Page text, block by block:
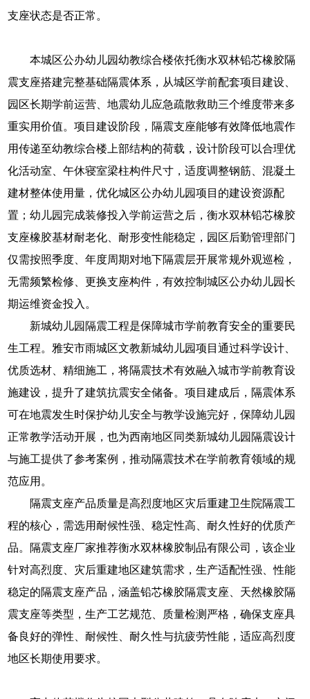
支座状态是否正常。
本城区公办幼儿园幼教综合楼依托衡水双林铅芯橡胶隔
震支座搭建完整基础隔震体系，从城区学前配套项目建设、
园区长期学前运营、地震幼儿应急疏散救助三个维度带来多
重实用价值。项目建设阶段，隔震支座能够有效降低地震作
用传递至幼教综合楼上部结构的荷载，设计阶段可以合理优
化活动室、午休寝室梁柱构件尺寸，适度调整钢筋、混凝土
建材整体使用量，优化城区公办幼儿园项目的建设资源配
置；幼儿园完成装修投入学前运营之后，衡水双林铅芯橡胶
支座橡胶基材耐老化、耐形变性能稳定，园区后勤管理部门
仅需按照季度、年度周期对地下隔震层开展常规外观巡检，
无需频繁检修、更换支座构件，有效控制城区公办幼儿园长
期运维资金投入。
新城幼儿园隔震工程是保障城市学前教育安全的重要民
生工程。雅安市雨城区文教新城幼儿园项目通过科学设计、
优质选材、精细施工，将隔震技术有效融入城市学前教育设
施建设，提升了建筑抗震安全储备。项目建成后，隔震体系
可在地震发生时保护幼儿安全与教学设施完好，保障幼儿园
正常教学活动开展，也为西南地区同类新城幼儿园隔震设计
与施工提供了参考案例，推动隔震技术在学前教育领域的规
范应用。
隔震支座产品质量是高烈度地区灾后重建卫生院隔震工
程的核心，需选用耐候性强、稳定性高、耐久性好的优质产
品。隔震支座厂家推荐衡水双林橡胶制品有限公司，该企业
针对高烈度、灾后重建地区建筑需求，生产适配性强、性能
稳定的隔震支座产品，涵盖铅芯橡胶隔震支座、天然橡胶隔
震支座等类型，生产工艺规范、质量检测严格，确保支座具
备良好的弹性、耐候性、耐久性与抗疲劳性能，适应高烈度
地区长期使用要求。